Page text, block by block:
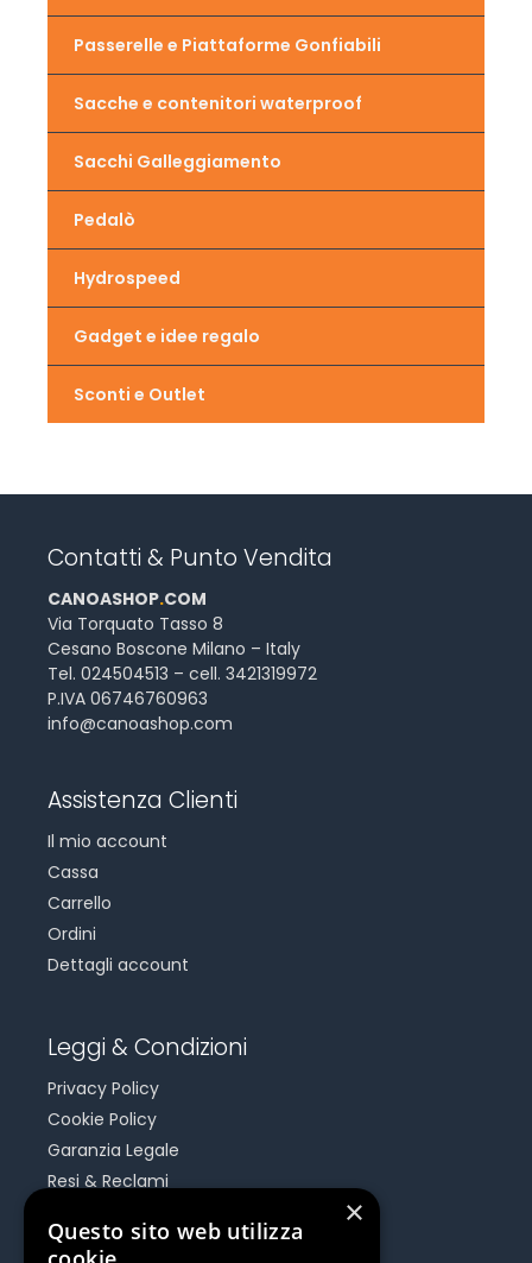
Passerelle e Piattaforme Gonfiabili
Sacche e contenitori waterproof
Sacchi Galleggiamento
Pedalò
Hydrospeed
Gadget e idee regalo
Sconti e Outlet
Contatti & Punto Vendita
CANOASHOP.COM
Via Torquato Tasso 8
Cesano Boscone Milano – Italy
Tel. 024504513 – cell. 3421319972
P.IVA 06746760963
info@canoashop.com
Assistenza Clienti
Il mio account
Cassa
Carrello
Ordini
Dettagli account
Leggi & Condizioni
Privacy Policy
Cookie Policy
Garanzia Legale
Resi & Reclami
×
Questo sito web utilizza